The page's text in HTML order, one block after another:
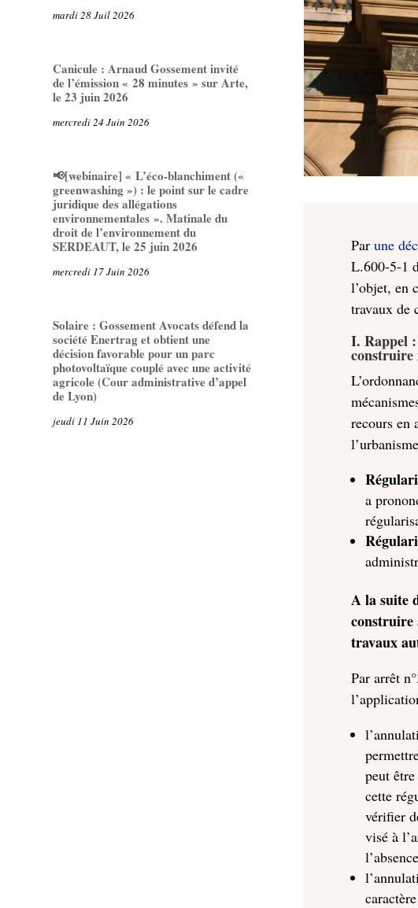
mardi 28 Juil 2026
Canicule : Arnaud Gossement invité
de l’émission « 28 minutes » sur Arte,
le 23 juin 2026
mercredi 24 Juin 2026
📢[webinaire] « L’éco-blanchiment («
greenwashing ») : le point sur le cadre
juridique des allégations
environnementales ». Matinale du
droit de l’environnement du
SERDEAUT, le 25 juin 2026
mercredi 17 Juin 2026
Solaire : Gossement Avocats défend la
société Enertrag et obtient une
décision favorable pour un parc
photovoltaïque couplé avec une activité
agricole (Cour administrative d’appel
de Lyon)
jeudi 11 Juin 2026
Parune
L.600-5-1
l’objet, en
travaux de
I. Rappel
recours en
a
A la suite
construire
travaux
Par arrêt
peut
cette
vérifier
visé à